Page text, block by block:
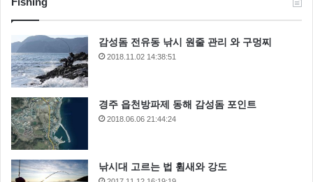
감성돔 전유동 낚시 원줄 관리 와 구멍찌
2018.11.02 14:38:51
경주 읍천방파제 동해 감성돔 포인트
2018.06.06 21:44:24
낚시대 고르는 법 휨새와 강도